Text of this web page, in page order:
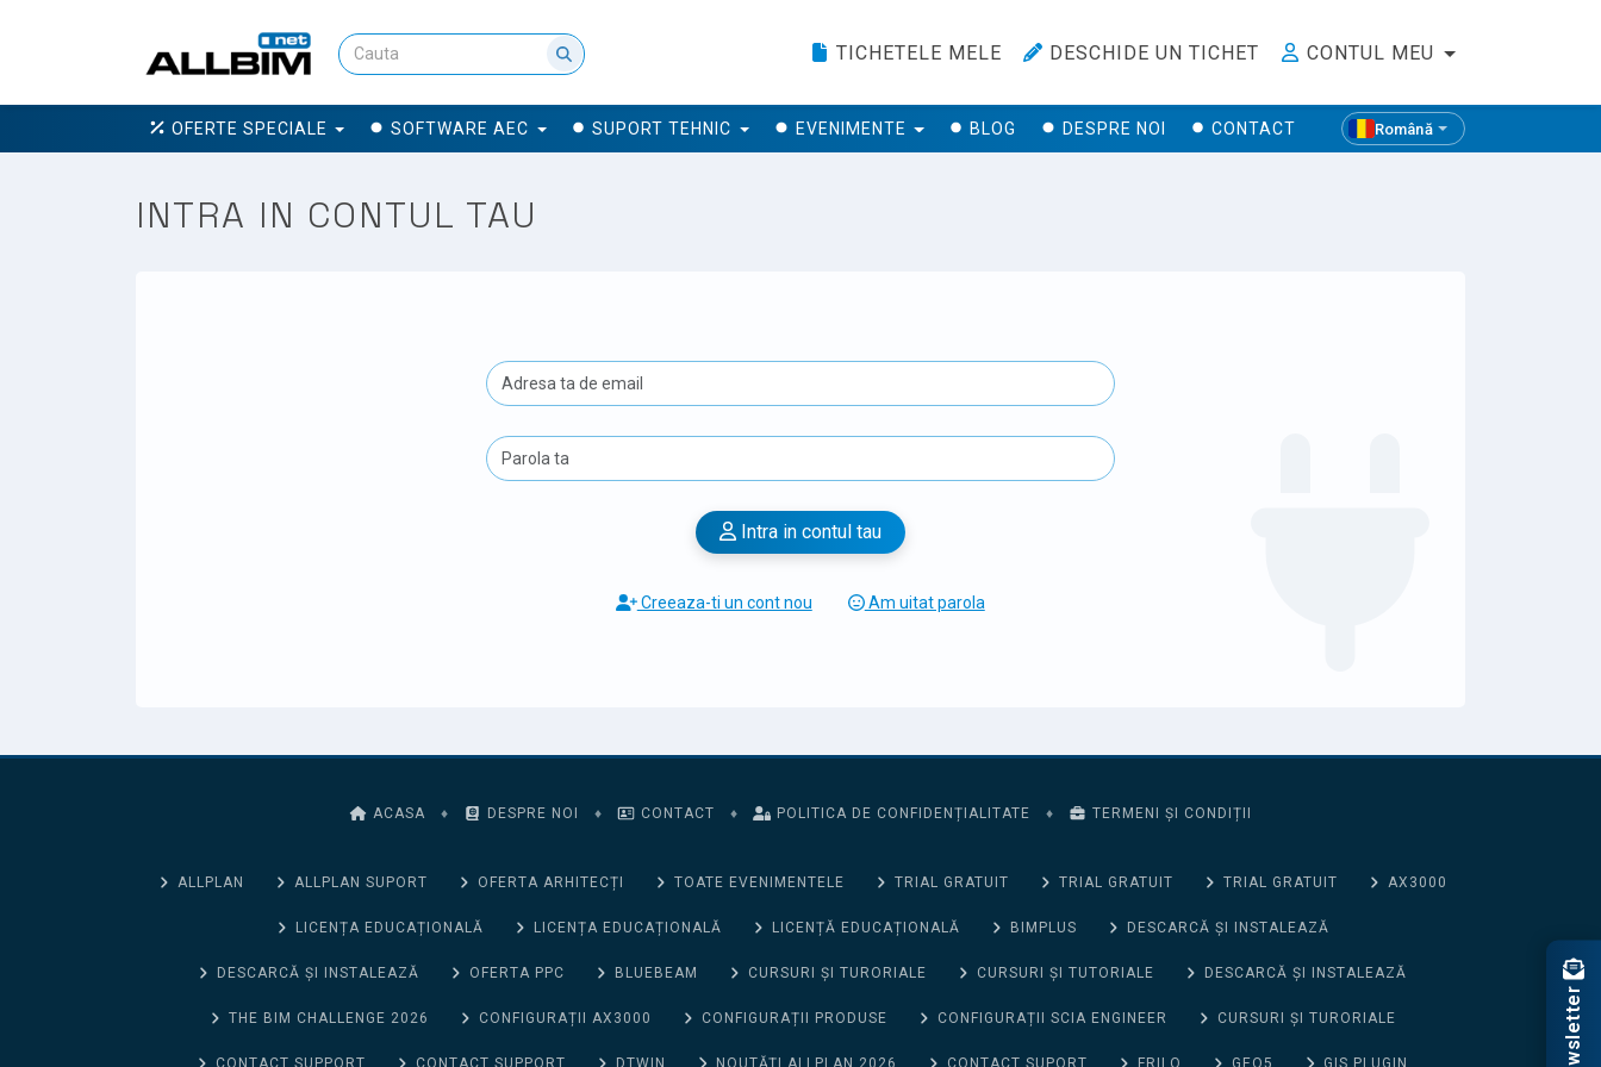
TICHETELE MELE DESCHIDE UN TICHET CONTUL MEU
OFERTE SPECIALE SOFTWARE AEC SUPORT TEHNIC EVENIMENTE BLOG DESPRE NOI CONTACT Română
INTRA IN CONTUL TAU
Intra in contul tau
Creeaza-ti un cont nou Am uitat parola
ACASA ♦ DESPRE NOI ♦ CONTACT ♦ POLITICA DE CONFIDENȚIALITATE ♦ TERMENI ȘI CONDIȚII
ALLPLAN ALLPLAN SUPORT OFERTA ARHITECȚI TOATE EVENIMENTELE TRIAL GRATUIT TRIAL GRATUIT TRIAL GRATUIT AX3000
LICENȚA EDUCAȚIONALĂ LICENȚA EDUCAȚIONALĂ LICENȚĂ EDUCAȚIONALĂ BIMPLUS DESCARCĂ ȘI INSTALEAZĂ
DESCARCĂ ȘI INSTALEAZĂ OFERTA PPC BLUEBEAM CURSURI ȘI TURORIALE CURSURI ȘI TUTORIALE DESCARCĂ ȘI INSTALEAZĂ
THE BIM CHALLENGE 2026 CONFIGURAȚII AX3000 CONFIGURAȚII PRODUSE CONFIGURAȚII SCIA ENGINEER CURSURI ȘI TURORIALE
CONTACT SUPPORT CONTACT SUPPORT DTWIN NOUTĂȚI ALLPLAN 2026 CONTACT SUPORT FRILO GEO5 GIS PLUGIN Newsletter